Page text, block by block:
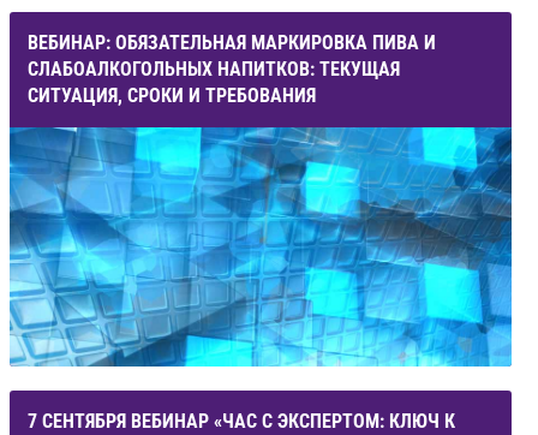
ВЕБИНАР: ОБЯЗАТЕЛЬНАЯ МАРКИРОВКА ПИВА И
СЛАБОАЛКОГОЛЬНЫХ НАПИТКОВ: ТЕКУЩАЯ
СИТУАЦИЯ, СРОКИ И ТРЕБОВАНИЯ
7 СЕНТЯБРЯ ВЕБИНАР «ЧАС С ЭКСПЕРТОМ: КЛЮЧ К